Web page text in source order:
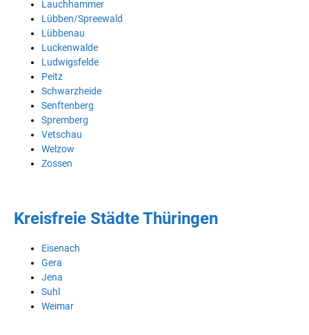
Lauchhammer
Lübben/Spreewald
Lübbenau
Luckenwalde
Ludwigsfelde
Peitz
Schwarzheide
Senftenberg
Spremberg
Vetschau
Welzow
Zossen
Kreisfreie Städte Thüringen
Eisenach
Gera
Jena
Suhl
Weimar